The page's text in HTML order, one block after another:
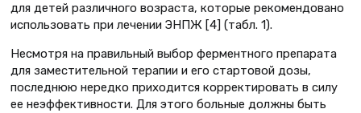
для детей различного возраста, которые рекомендовано
использовать при лечении ЭНПЖ [4] (табл. 1).
Несмотря на правильный выбор ферментного препарата
для заместительной терапии и его стартовой дозы,
последнюю нередко приходится корректировать в силу
ее неэффективности. Для этого больные должны быть